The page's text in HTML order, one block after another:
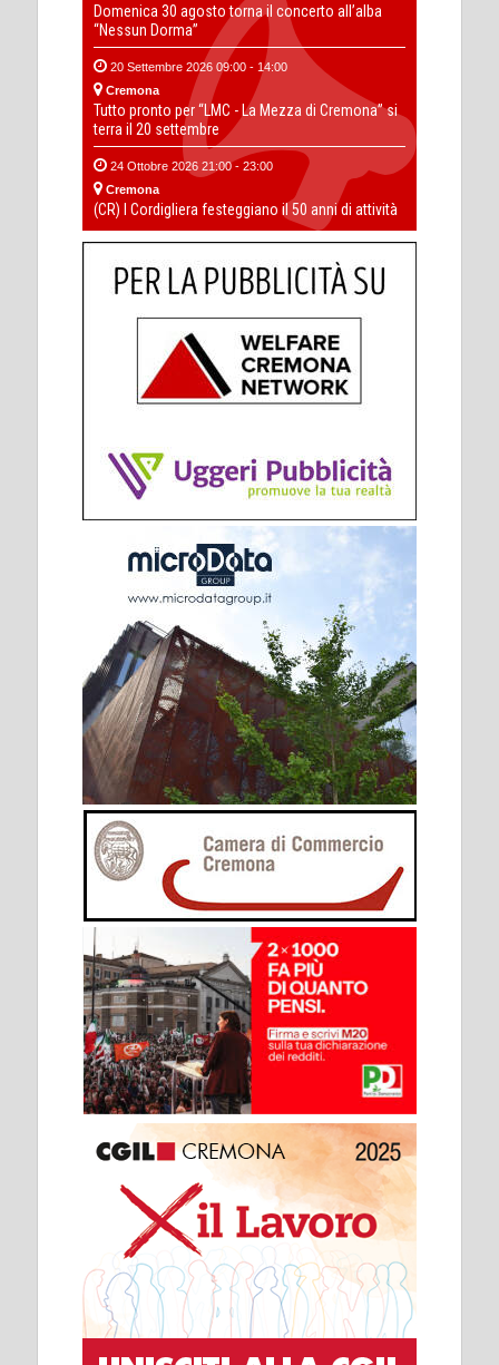
Domenica 30 agosto torna il concerto all’alba
“Nessun Dorma”
20 Settembre 2026 09:00 - 14:00
Cremona
Tutto pronto per “LMC - La Mezza di Cremona” si
terra il 20 settembre
24 Ottobre 2026 21:00 - 23:00
Cremona
(CR) I Cordigliera festeggiano il 50 anni di attività